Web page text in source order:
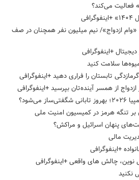
فعالیت می‌کند؟
«وام ازدواج»/ نیم میلیون نفر همچنان در صف
+اینفوگرافی
سلامت کنید
تابستان را فراری دهید +اینفوگرافی
بر تنگه هرمز در کمیسیون امنیت ملی
پنهان اسرائیل و مراکش؟
مالی
+اینفوگرافی
نوین، چالش های واقعی +اینفوگرافی
نکنید